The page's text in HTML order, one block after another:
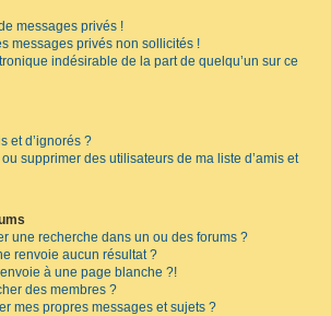
messages privés !
messages privés non sollicités !
indésirable de la part de quelqu’un sur ce
et d’ignorés ?
supprimer des utilisateurs de ma liste d’amis et
une recherche dans un ou des forums ?
renvoie aucun résultat ?
à une page blanche ?!
des membres ?
mes propres messages et sujets ?